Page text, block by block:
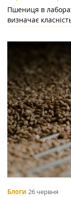
Пшениця в
визначає
Блоги 26 червня